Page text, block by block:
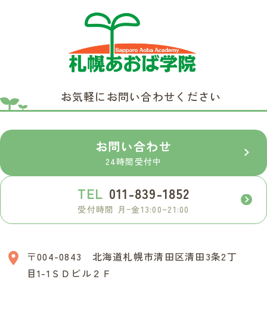
お気軽にお問い合わせください
お問い合わせ
24時間受付中
TEL 011-839-1852
受付時間 月ｰ金13:00~21:00
〒004-0843 北海道札幌市清田区清田3条2丁
目1-1ＳＤビル２Ｆ